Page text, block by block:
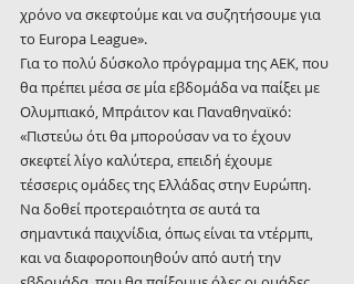
χρόνο να σκεφτούμε και να συζητήσουμε για
το Europa League».
Για το πολύ δύσκολο πρόγραμμα της ΑΕΚ, που
θα πρέπει μέσα σε μία εβδομάδα να παίξει με
Ολυμπιακό, Μπράιτον και Παναθηναϊκό:
«Πιστεύω ότι θα μπορούσαν να το έχουν
σκεφτεί λίγο καλύτερα, επειδή έχουμε
τέσσερις ομάδες της Ελλάδας στην Ευρώπη.
Να δοθεί προτεραιότητα σε αυτά τα
σημαντικά παιχνίδια, όπως είναι τα ντέρμπι,
και να διαφοροποιηθούν από αυτή την